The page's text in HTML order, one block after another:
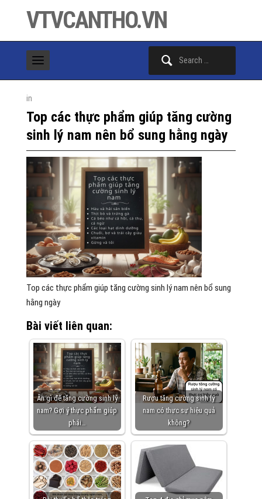
VTVCANTHO.VN
in
Top các thực phẩm giúp tăng cường
sinh lý nam nên bổ sung hằng ngày
Top các thực phẩm giúp tăng cường sinh lý nam nên bổ sung
hằng ngày
Bài viết liên quan:
Ăn gì để tăng cường sinh lý
nam? Gợi ý thực phẩm giúp
phái…
Rượu tăng cường sinh lý
nam có thực sự hiệu quả
không?